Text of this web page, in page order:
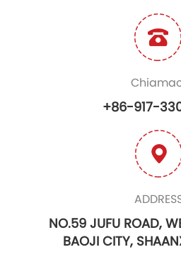
+86-917-
NO.59 JUFU ROAD,
BAOJI CITY,